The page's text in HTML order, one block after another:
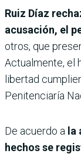
Ruiz Díaz
acusación, el
otros, que
Actualmente, el
libertad
Penitenciaría
De acuerdo a
hechos se